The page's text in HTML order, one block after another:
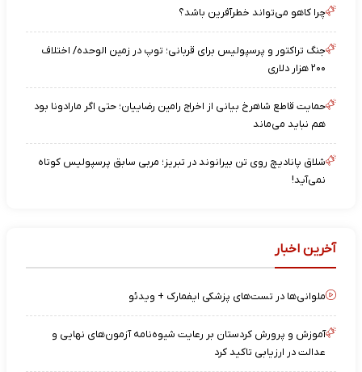
چرا کاهو می‌تواند خطرآفرین باشد؟
جنگ تراکتور و پرسپولیس برای قربانی؛ توپ در زمین الوحده/ اختلاف
۲۰۰ هزار دلاری
حمایت قاطع شاهرخ بیانی از اخراج رامین رضاییان؛ حتی اگر مارادونا بود
هم نباید می‌ماند
شلاق پانادیچ روی تن بیرانوند در تبریز؛ مربی سابق پرسپولیس کوتاه
نمی‌آید!
آخرین اخبار
ملوانی‌ها در تست‌های پزشکی ایفمارک + ویدئو
آموزش و پرورش کردستان بر رعایت شیوه‌نامه آزمون‌های نهایی و
عدالت در ارزیابی تاکید کرد